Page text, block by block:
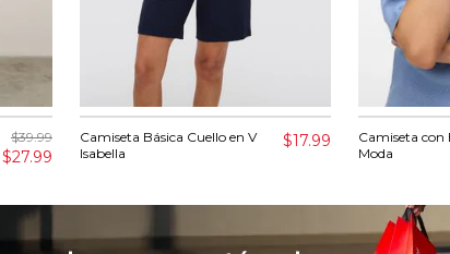
$39.99
$27.99
Camiseta Básica Cuello en V
Isabella
$17.99
Camiseta con
Moda